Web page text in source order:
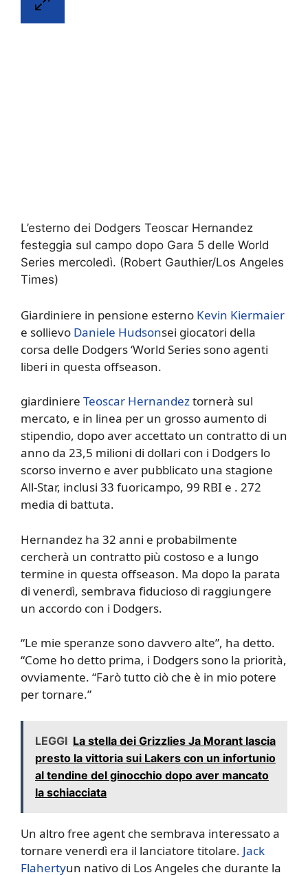
L’esterno dei Dodgers Teoscar Hernandez
festeggia sul campo dopo Gara 5 delle World
Series mercoledì. (Robert Gauthier/Los Angeles
Times)
Giardiniere in pensione esterno Kevin Kiermaier
e sollievo Daniele Hudsonsei giocatori della
corsa delle Dodgers ‘World Series sono agenti
liberi in questa offseason.
giardiniere Teoscar Hernandeztornerà sul
mercato, e in linea per un grosso aumento di
stipendio, dopo aver accettato un contratto di un
anno da 23,5 milioni di dollari con i Dodgers lo
scorso inverno e aver pubblicato una stagione
All-Star, inclusi 33 fuoricampo, 99 RBI e . 272
media di battuta.
Hernandez ha 32 anni e probabilmente
cercherà un contratto più costoso e a lungo
termine in questa offseason. Ma dopo la parata
di venerdì, sembrava fiducioso di raggiungere
un accordo con i Dodgers.
“Le mie speranze sono davvero alte”, ha detto.
“Come ho detto prima, i Dodgers sono la priorità,
ovviamente. “Farò tutto ciò che è in mio potere
per tornare.”
LEGGI La stella dei Grizzlies Ja Morant lascia
presto la vittoria sui Lakers con un infortunio
al tendine del ginocchio dopo aver mancato
la schiacciata
Un altro free agent che sembrava interessato a
tornare venerdì era il lanciatore titolare. Jack
Flahertyun nativo di Los Angeles che durante la